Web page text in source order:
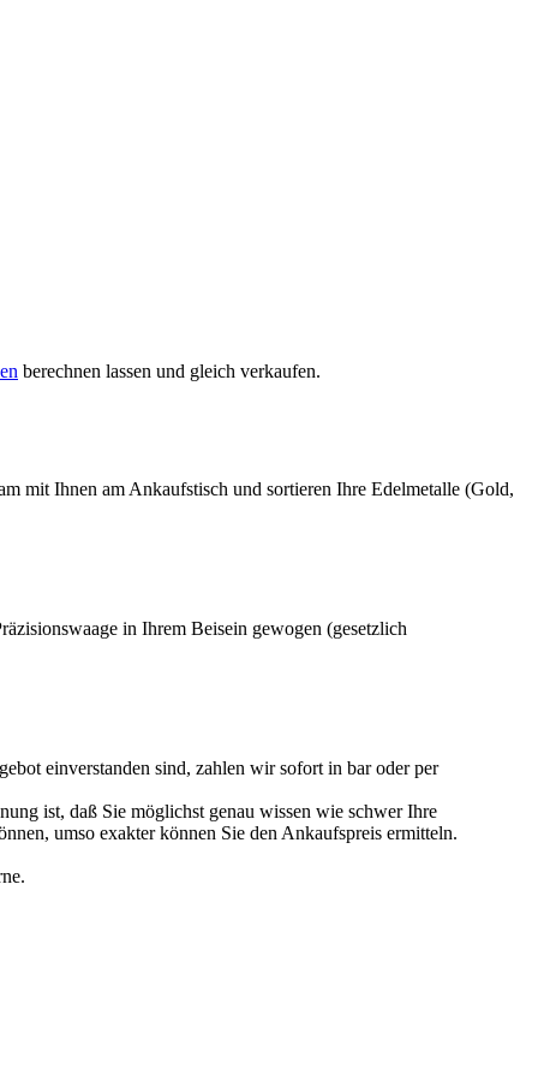
berechnen lassen und gleich verkaufen.
mit Ihnen am Ankaufstisch und sortieren Ihre Edelmetalle (Gold,
in Ihrem Beisein gewogen (gesetzlich
einverstanden sind, zahlen wir sofort in bar oder per
ist, daß Sie möglichst genau wissen wie schwer Ihre
umso exakter können Sie den Ankaufspreis ermitteln.